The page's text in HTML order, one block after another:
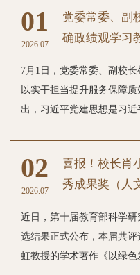
01
2026.07
党委常委、副
确政绩观学习
7月1日，党委常委、副校
以实干担当提升服务保障
出，习近平党建思想是习
辑贯通、内在统一、不可
融会贯通，牢牢把握“政绩
02
2026.07
喜报！校长肖
秀成果奖（人
近日，第十届教育部科学
选结果正式公布，本届共
虹教授的学术著作《以绿